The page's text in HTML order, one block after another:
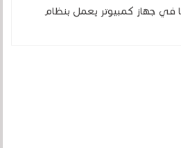
في جهاز كمبيوتر يعمل بنظام